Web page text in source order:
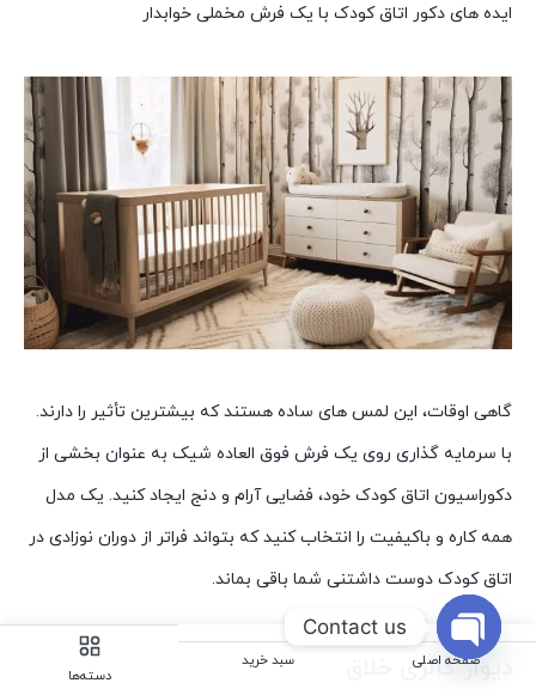
ایده های دکور اتاق کودک با یک فرش مخملی خوابدار
گاهی اوقات، این لمس های ساده هستند که بیشترین تأثیر را دارند.
با سرمایه گذاری روی یک فرش فوق العاده شیک به عنوان بخشی از
دکوراسیون اتاق کودک خود، فضایی آرام و دنج ایجاد کنید. یک مدل
همه کاره و باکیفیت را انتخاب کنید که بتواند فراتر از دوران نوزادی در
اتاق کودک دوست داشتنی شما باقی بماند.
دیوار گالری خلاق
صفحه اصلی
سبد خرید
دسته‌ها
Contact us